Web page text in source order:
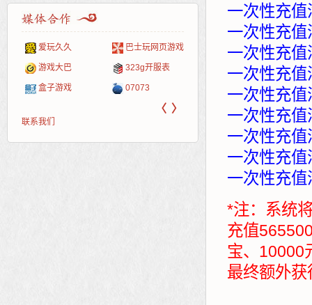
爱玩久久 巴士玩网页游戏
游戏大巴 323g开服表
盒子游戏 07073
页游网
新浪
网易
多玩
中华网
Cwan
游一游
游侠网页游戏 40407
5617网游网 一游网
开服网
斗蟹网页游戏 游戏
〈 〉
联系我们
一次性充
一次性充
一次性充
一次性充
一次性充
一次性充
一次性充
一次性充
一次性充
*注：系统
充值
宝、10000
最终额外